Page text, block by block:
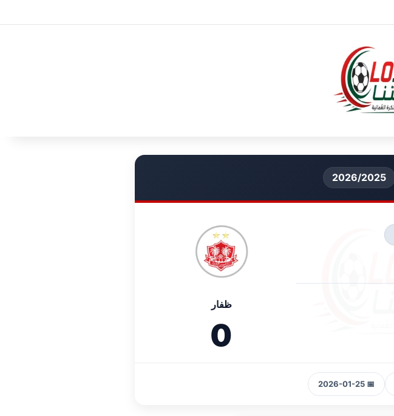
2026/2025
ظفار
0
📅 2026-01-25